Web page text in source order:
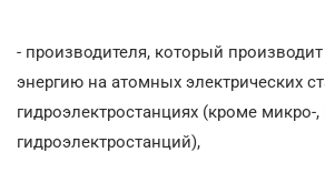
- производителя, который
энергию на атомных электрических
гидроэлектростанциях (кроме
гидроэлектростанций),